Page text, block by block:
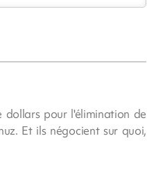
dollars pour l'élimination de
Et ils négocient sur quoi,